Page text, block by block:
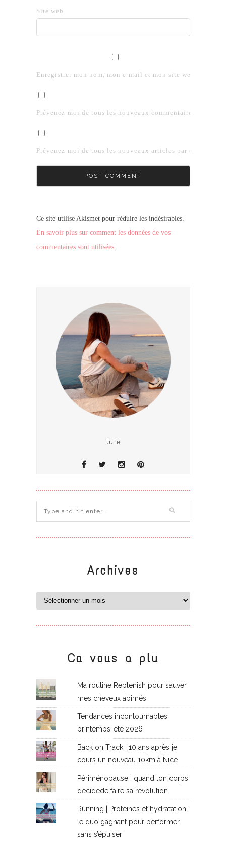
Site web
Enregistrer mon nom, mon e-mail et mon site web dans le
Prévenez-moi de tous les nouveaux commentaires par e-
Prévenez-moi de tous les nouveaux articles par e-mail.
Ce site utilise Akismet pour réduire les indésirables.
En savoir plus sur comment les données de vos
commentaires sont utilisées.
Julie
Archives
Ca vous a plu
Ma routine Replenish pour sauver
mes cheveux abîmés
Tendances incontournables
printemps-été 2026
Back on Track | 10 ans après je
cours un nouveau 10km à Nice
Périménopause : quand ton corps
décidede faire sa révolution
Running | Protéines et hydratation :
le duo gagnant pour performer
sans s’épuiser